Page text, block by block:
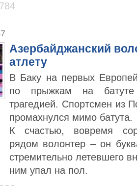
Азербайджанский
атлету
В Баку на первых
по прыжкам на
трагедией. Спортсмен из
промахнулся мимо батута.
К счастью, вовремя
рядом волонтер – он
стремительно летевшего
ним упал на пол.